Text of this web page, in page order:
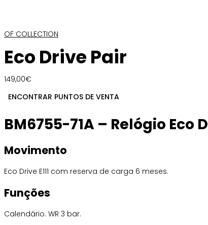
OF COLLECTION
Eco Drive Pair
149,00€
ENCONTRAR PUNTOS DE VENTA
BM6755-71A – Relógio
Movimento
Eco Drive E111 com reserva de carga 6 meses.
Funções
Calendário. WR 3 bar.